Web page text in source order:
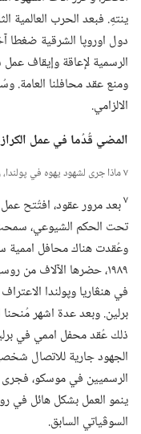
ينتهِ.‏ فبعد الحرب العالمية
دول اوروپا الشرقية ضغطا
الرسمية لإعاقة وإيقاف
ومنع عقد محافلنا العامة.‏
الالزامي.‏
المضي قُدُما فيعمل
٧ ماذا جرى لشهود يهوه في پولندا،‏ روسيا،‏ وبلدان اخرى في السنوات الاخيرة؟‏
٧بعد مرور عقود،‏ افتُتح عمل
تحت الحكم الشيوعي،‏ سمحت
١٩٨٩،‏ حضرها الآلاف من
برلين.‏ وبعد عدة اشهر مُنحنا
الجهود جارية للاتصال
ينمو العمل بشكل هائل في
السوڤياتي السابق.‏